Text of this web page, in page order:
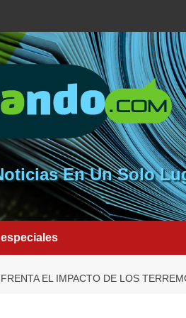
En Un Solo
EL IMPACTO DE LOS